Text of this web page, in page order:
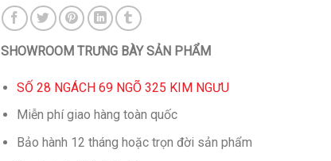
SHOWROOM TRƯNG BÀY SẢN PHẨM
SỐ 28 NGÁCH 69 NGÕ 325 KIM NGƯU
Miễn phí giao hàng toàn quốc
Bảo hành 12 tháng hoặc trọn đời sản phẩm